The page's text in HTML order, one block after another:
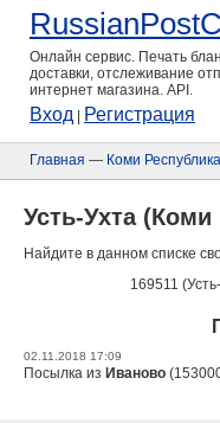
Онлайн сервис. Печать
доставки, отслеживание
интернет магазина. API.
Вход Регистрация
Главная — Коми Республика
Усть-Ухта (Коми
Найдите в данном списке
169511
02.11.2018 17:09
Посылка из Иваново